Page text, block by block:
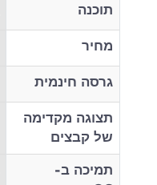
תוכנה
מחיר
גרסה חינמית
תצוגה מקדימה
של קבצים
תמיכה ב-